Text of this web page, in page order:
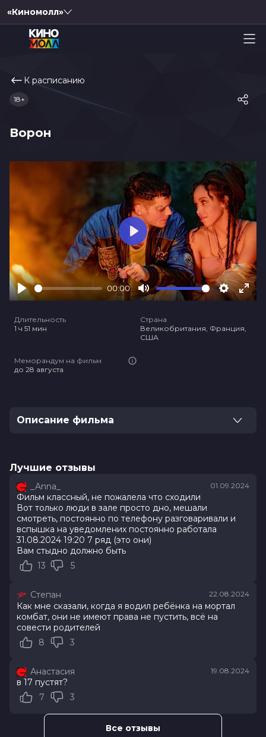
«Киномолл»
К расписанию
Ворон
18+
Play
00:00
Mute Settings
Play
Длительность
1 ч 51 мин
Страна
Великобритания, Франция,
США
Меморандум на фильм
до 28 августа
Описание фильма
мёртвых. Вернувшись с того света, он не остановится
Отныне он Ворон, жаждущий справедливости, и его
месть будет жестока как никогда.
Оценка 6.3/ 10 (229 982 голоса)
4.7/ 10 (41 000 голосов)
Год
2024
Страна
основанное на оригинальном
графическом романе Джеймса
О'Бара"
Режиссер
Актеры
Болджер, Изабелла Вэй, Сами
Зак Бэйлин, Уильям Дж. Шнайдер,
Лучшие отзывы
_Anna_ 01.09.2024
Фильм классный, не пожалела что сходили
Вот только люди в зале просто дно, мешали
смотреть, постоянно по телефону разговаривали и
вспышка на уведомлених постоянно работала
31.08.2024 19:20 7 ряд (это они)
Вам стыдно должно быть
13
5
Степан 22.08.2024
Как мне сказали, когда я водил ребёнка на мортал
комбат, они не имеют права не пустить, всё на
совести родителей
8
3
Анастасия 19.08.2024
в 17 пустят?
7
3
Все отзывы